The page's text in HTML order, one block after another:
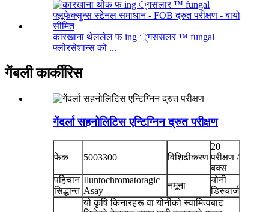
कारखाना थेललेल फ ing ्गससलर ™ fungal
फ्लोरसेशान्स को ...
गेंबली कार्कीरिस
गेंदर्ला सहनोलिटिस एन्टिग्निन द्रुत परीक्षण
फेक 5003300 विशिढीकरण
20
परीक्षण /
बक्स
पहिचान
सिद्धान्त
Iluntochromatoragic
Asay
नमूना
योनी
डिस्चार्ज
यो कृषि किनारहरू वा योनीको स्वामित्वबाट